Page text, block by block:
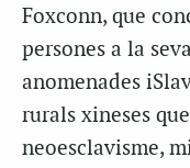
Foxconn, que
persones a la
anomenades
rurals xineses
neoesclavisme,